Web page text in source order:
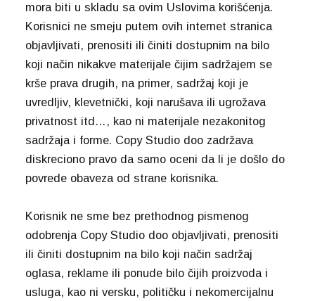
mora biti u skladu sa ovim Uslovima korišćenja.
Korisnici ne smeju putem ovih internet stranica
objavljivati, prenositi ili činiti dostupnim na bilo
koji način nikakve materijale čijim sadržajem se
krše prava drugih, na primer, sadržaj koji je
uvredljiv, klevetnički, koji narušava ili ugrožava
privatnost itd…, kao ni materijale nezakonitog
sadržaja i forme. Copy Studio doo zadržava
diskreciono pravo da samo oceni da li je došlo do
povrede obaveza od strane korisnika.
Korisnik ne sme bez prethodnog pismenog
odobrenja Copy Studio doo objavljivati, prenositi
ili činiti dostupnim na bilo koji način sadržaj
oglasa, reklame ili ponude bilo čijih proizvoda i
usluga, kao ni versku, političku i nekomercijalnu